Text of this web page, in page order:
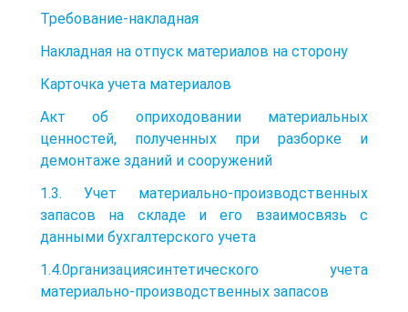
Требование-накладная
Накладная на отпуск материалов на сторону
Карточка учета материалов
Акт об оприходовании материальных
ценностей, полученных при разборке и
демонтаже зданий и сооружений
1.3. Учет материально-производственных
запасов на складе и его взаимосвязь с
данными бухгалтерского учета
1.4.0рганизациясинтетического учета
материально-производственных запасов